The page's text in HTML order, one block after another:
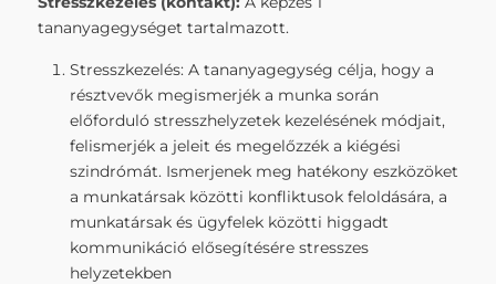
tananyagegységet tartalmazott.
Stresszkezelés: A tananyagegység célja, hogy a
résztvevők megismerjék a munka során
előforduló stresszhelyzetek kezelésének módjait,
felismerjék a jeleit és megelőzzék a kiégési
szindrómát. Ismerjenek meg hatékony eszközöket
a munkatársak közötti konfliktusok feloldására, a
munkatársak és ügyfelek közötti higgadt
kommunikáció elősegítésére stresszes
helyzetekben